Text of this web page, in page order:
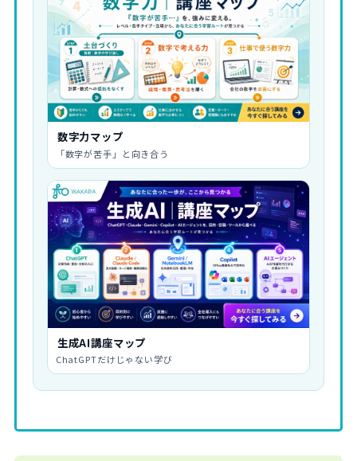
数字力マップ
「数字が苦手」と向き合う
生成AI講座マップ
ChatGPTだけじゃない学び